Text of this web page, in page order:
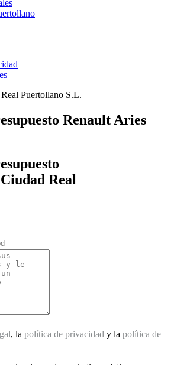
Puertollano S.L.
Renault Aries
Real
, la política de privacidad y la política de